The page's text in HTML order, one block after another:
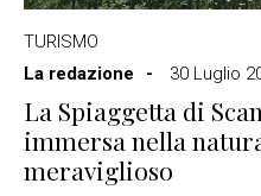
TURISMO
La redazione
30 Luglio
La Spiaggetta di
immersa nella
meraviglioso